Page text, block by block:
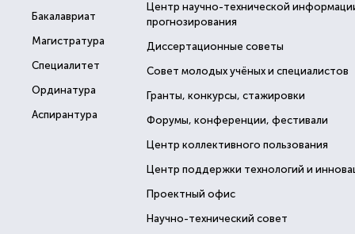
Бакалавриат
Магистратура
Специалитет
Ординатура
Аспирантура
Центр научно-технической
прогнозирования
Диссертационные советы
Совет молодых учёных и специалистов
Гранты, конкурсы, стажировки
Форумы, конференции, фестивали
Центр коллективного пользования
Центр поддержки технологий и
Проектный офис
Научно-технический совет